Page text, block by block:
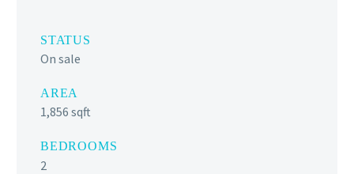
STATUS
On sale
AREA
1,856 sqft
BEDROOMS
2